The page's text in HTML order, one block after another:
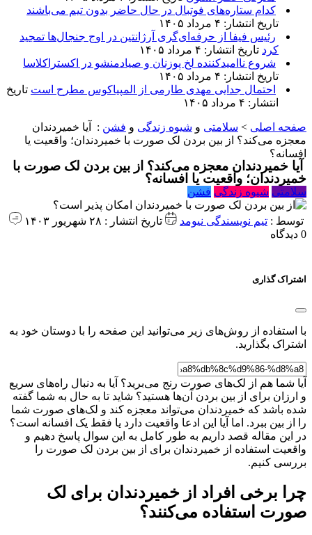
کدام ستاره‌های فوتبال در حال حاضر بدون تیم می‌باشند
تاریخ انتشار: ۴ مرداد ۱۴۰۵
رئیس فیفا از حرفه‌ای‌گری آرژانتین در اوج جنجال‌ها تمجید
کرد تاریخ انتشار: ۴ مرداد ۱۴۰۵
شروع ناامیدکننده لخ پوزنان و صیادمنشو در اکستراکلاسا
تاریخ انتشار: ۴ مرداد ۱۴۰۵
احتمال جدایی مهدی طارمی از المپیاکوس مطرح است تاریخ
انتشار: ۴ مرداد ۱۴۰۵
صفحه اصلی > سلامتی و شیوه زندگی و فشن :
آیا خمیردندان
معجزه می‌کند؟ از بین بردن لک صورت با خمیردندان؛ واقعیت یا
افسانه؟
آیا خمیردندان معجزه می‌کند؟ از بین بردن لک صورت با
خمیردندان؛ واقعیت یا افسانه؟
سلامتی شیوه زندگی فشن
توسط : تیم نویسندگی نیومد
تاریخ انتشار : ۲۸ شهریور ۱۴۰۳
0 دیدگاه
اشتراک گذاری
با استفاده از روش‌های زیر می‌توانید این صفحه را با دوستان خود به
اشتراک بگذارید.
آیا شما هم از لک‌های صورت رنج می‌برید؟ آیا به دنبال راه‌های سریع
و ارزان برای از بین بردن آن‌ها هستید؟ شاید تا به حال به شما گفته
شده باشد که خمیردندان می‌تواند معجزه کند و لک‌های صورت شما
را از بین ببرد. اما آیا این ادعا واقعیت دارد یا فقط یک افسانه است؟
در این مقاله قصد داریم به طور کامل به این سوال پاسخ دهیم و
واقعیت استفاده از خمیردندان برای از بین بردن لک صورت را
بررسی کنیم.
چرا برخی افراد از خمیردندان برای لک
صورت استفاده می‌کنند؟